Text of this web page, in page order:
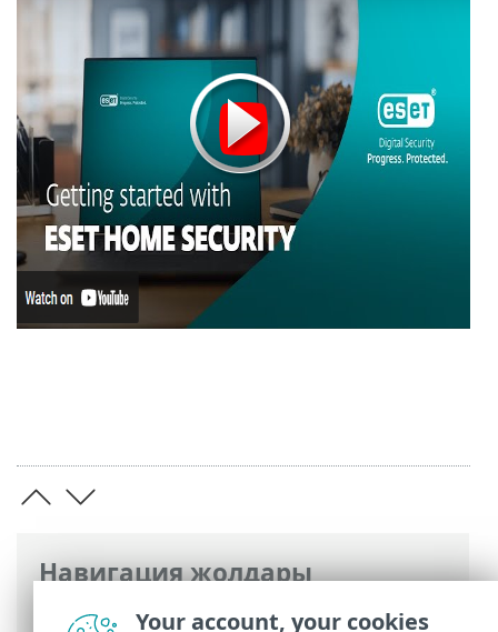
Навигация жолдары
ESET онлайн анықтамасы>ESET
Your account, your cookies